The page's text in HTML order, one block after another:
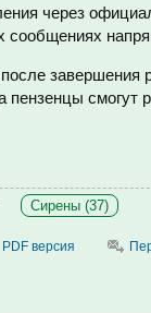
через
сообщениях
пензенцы
Сирены (37)
PDF версия